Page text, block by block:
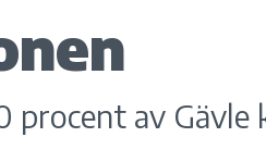
procent av